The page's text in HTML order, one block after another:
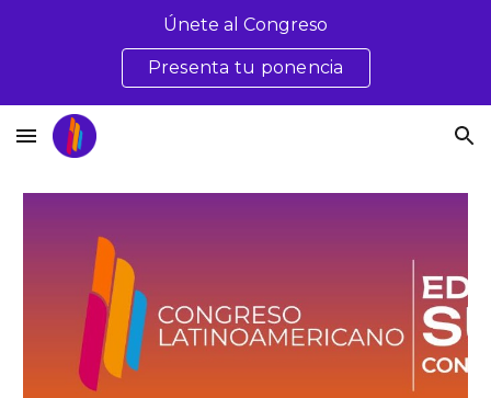
Únete al Congreso
Presenta tu ponencia